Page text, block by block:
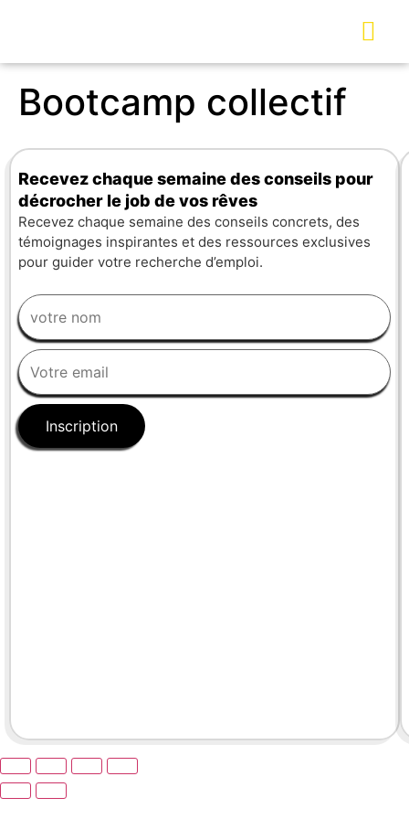
Bootcamp collectif
Recevez chaque semaine des conseils pour
décrocher le job de vos rêves
Recevez chaque semaine des conseils concrets, des
témoignages inspirantes et des ressources exclusives
pour guider votre recherche d’emploi.
Inscription